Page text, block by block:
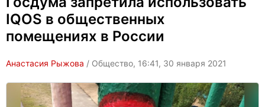
IQOS в общественных
помещениях в России
Анастасия Рыжова / Общество, 16:41, 30 января 2021